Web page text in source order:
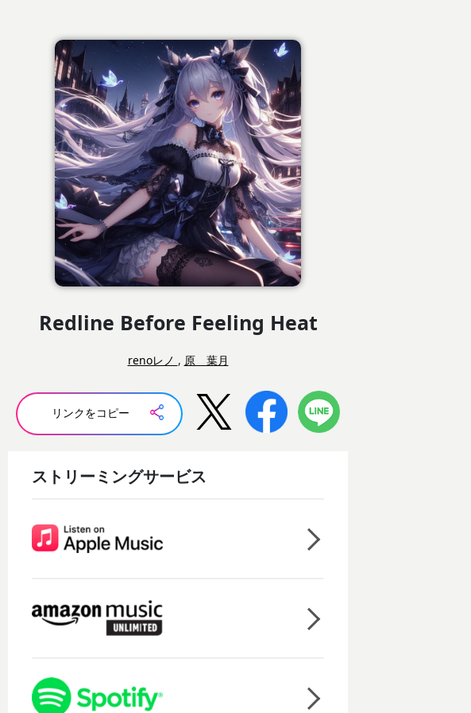
Redline Before Feeling Heat
renoレノ , 原 葉月
リンクをコピー
ストリーミングサービス